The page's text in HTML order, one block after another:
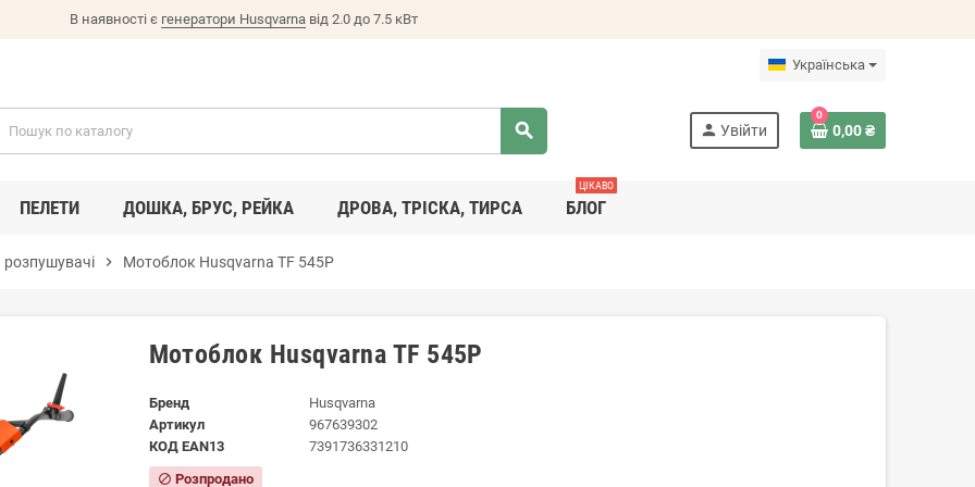
В наявності є генератори Husqvarna від 2.0 до 7.5 кВт
Українська
search person Увійти
0
0,00 ₴
ПЕЛЕТИ ДОШКА, БРУС, РЕЙКА ДРОВА, ТРІСКА, ТИРСА БЛОГ
ЦІКАВО
chevron_right Мотоблок Husqvarna TF 545P
Мотоблок Husqvarna TF 545P
Бренд
Husqvarna
Артикул
967639302
КОД EAN13
7391736331210
block Розпродано